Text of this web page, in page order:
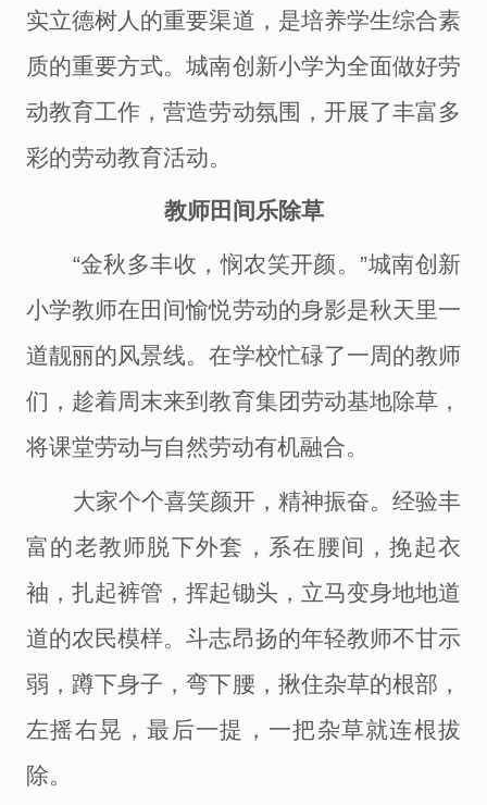
实立德树人的重要渠道，是培养学生综合素
质的重要方式。城南创新小学为全面做好劳
动教育工作，营造劳动氛围，开展了丰富多
彩的劳动教育活动。
教师田间乐除草
“金秋多丰收，悯农笑开颜。”城南创新
小学教师在田间愉悦劳动的身影是秋天里一
道靓丽的风景线。在学校忙碌了一周的教师
们，趁着周末来到教育集团劳动基地除草，
将课堂劳动与自然劳动有机融合。
大家个个喜笑颜开，精神振奋。经验丰
富的老教师脱下外套，系在腰间，挽起衣
袖，扎起裤管，挥起锄头，立马变身地地道
道的农民模样。斗志昂扬的年轻教师不甘示
弱，蹲下身子，弯下腰，揪住杂草的根部，
左摇右晃，最后一提，一把杂草就连根拔
除。